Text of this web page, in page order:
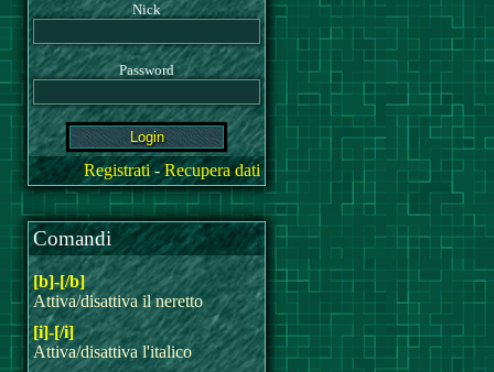
Nick
Password
Registrati-Recupera dati
Comandi
[b]-[/b]
Attiva/disattiva il neretto
[i]-[/i]
Attiva/disattiva l'italico